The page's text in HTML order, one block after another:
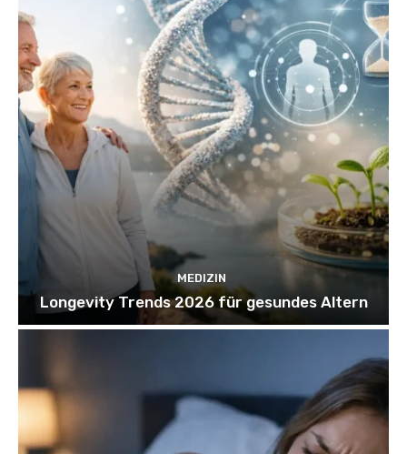
MEDIZIN
Longevity Trends 2026 für gesundes Altern